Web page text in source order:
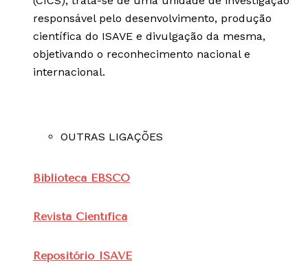
responsável pelo desenvolvimento, produção
científica do ISAVE e divulgação da mesma,
objetivando o reconhecimento nacional e
internacional.
OUTRAS LIGAÇÕES
Biblioteca EBSCO
Revista Científica
Repositório ISAVE